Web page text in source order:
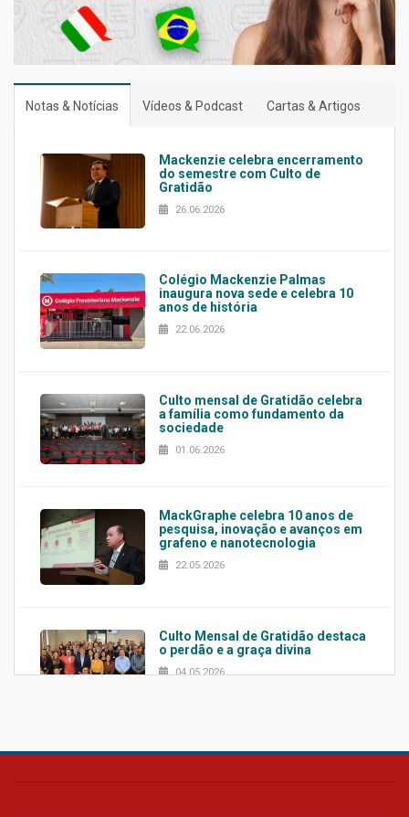
Notas & Notícias Vídeos & Podcast Cartas & Artigos
Mackenzie celebra encerramento
do semestre com Culto de
Gratidão
26.06.2026
Colégio Mackenzie Palmas
inaugura nova sede e celebra 10
anos de história
22.06.2026
Culto mensal de Gratidão celebra
a família como fundamento da
sociedade
01.06.2026
MackGraphe celebra 10 anos de
pesquisa, inovação e avanços em
grafeno e nanotecnologia
22.05.2026
Culto Mensal de Gratidão destaca
o perdão e a graça divina
04.05.2026
Confira como foi o culto mensal